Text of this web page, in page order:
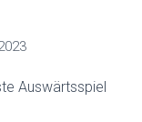
Auswärtsspiel